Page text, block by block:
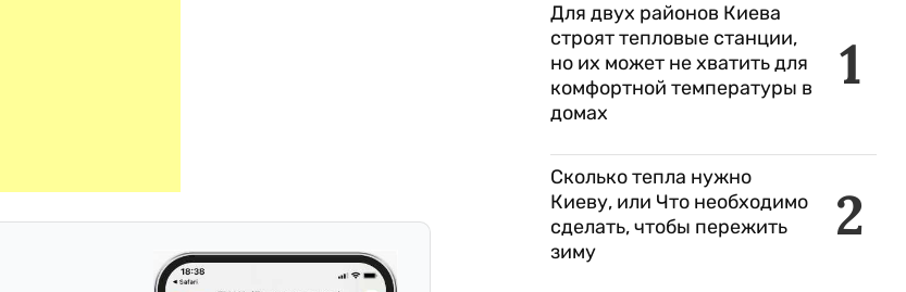
1
Для двух районов Киева
строят тепловые станции,
но их может не хватить для
комфортной температуры в
домах
2
Сколько тепла нужно
Киеву, или Что необходимо
сделать, чтобы пережить
зиму